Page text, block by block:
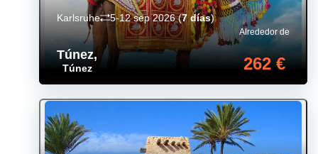
Túnez,
Túnez
Alrededor de
262 €
Karlsruhe 5-12 sep 2026(7 días)